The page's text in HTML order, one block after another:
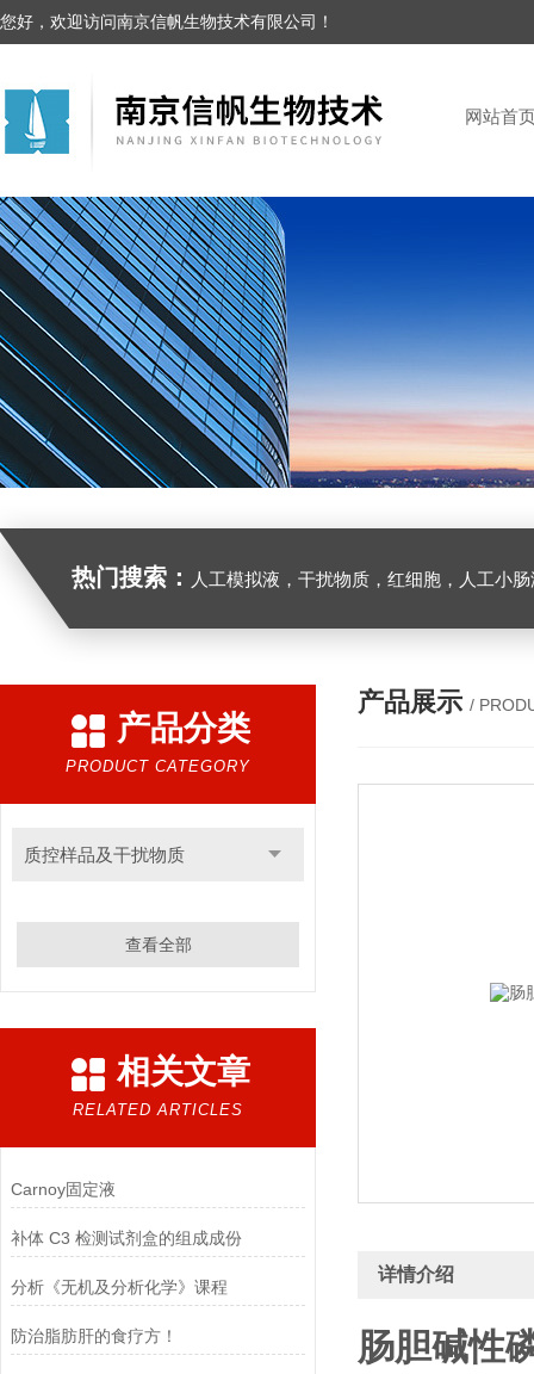
您好，欢迎访问南京信帆生物技术有限公司！
网站首
热门搜索： 人工模拟液，干扰物质，红细胞，人工小
产品分类
PRODUCT CATEGORY
质控样品及干扰物质
查看全部
相关文章
RELATED ARTICLES
Carnoy固定液
补体 C3 检测试剂盒的组成成份
分析《无机及分析化学》课程
防治脂肪肝的食疗方！
产品展示 /
详情介绍
肠胆碱性